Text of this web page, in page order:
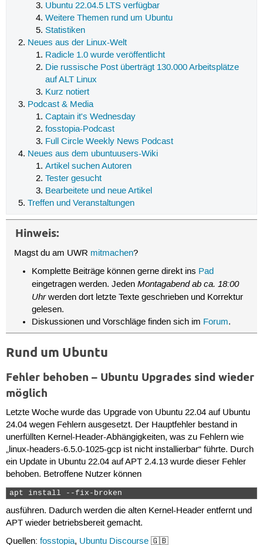
Ubuntu 22.04.5 LTS verfügbar
Weitere Themen rund um Ubuntu
Statistiken
Neues aus der Linux-Welt
Radicle 1.0 wurde veröffentlicht
Die russische Post überträgt 130.000 Arbeitsplätze
auf ALT Linux
Kurz notiert
Podcast & Media
Captain it's Wednesday
fosstopia-Podcast
Full Circle Weekly News Podcast
Neues aus dem ubuntuusers-Wiki
Artikel suchen Autoren
Tester gesucht
Bearbeitete und neue Artikel
Treffen und Veranstaltungen
Hinweis:
Magst du am UWR mitmachen?
Komplette Beiträge können gerne direkt ins Pad
eingetragen werden. Jeden Montagabend ab ca. 18:00
Uhrwerden dort letzte Texte geschrieben und Korrektur
gelesen.
Diskussionen und Vorschläge finden sich im Forum.
Rund um Ubuntu
Fehler behoben – Ubuntu Upgrades sind wieder
möglich
Letzte Woche wurde das Upgrade von Ubuntu 22.04 auf Ubuntu
24.04 wegen Fehlern ausgesetzt. Der Hauptfehler bestand in
unerfüllten Kernel-Header-Abhängigkeiten, was zu Fehlern wie
„linux-headers-6.5.0-1025-gcp ist nicht installierbar“ führte. Durch
ein Update in Ubuntu 22.04 auf APT 2.4.13 wurde dieser Fehler
behoben. Betroffene Nutzer können
apt install --fix-broken
ausführen. Dadurch werden die alten Kernel-Header entfernt und
APT wieder betriebsbereit gemacht.
Quellen: fosstopia, Ubuntu Discourse🇬🇧